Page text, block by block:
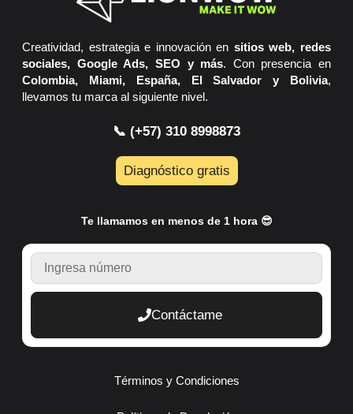
Creatividad, estrategia e innovación en sitios web, redes
sociales, Google Ads, SEO y más. Con presencia en
Colombia, Miami, España, El Salvador y Bolivia,
llevamos tu marca al siguiente nivel.
📞 (+57) 310 8998873
Diagnóstico gratis
Te llamamos en menos de 1 hora 😎
TELEFONO
Contáctame
Términos y Condiciones